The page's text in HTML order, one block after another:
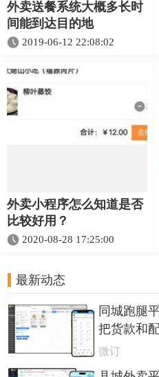
外卖送餐系统大概多长时
间能到达目的地
2019-06-12 22:08:02
外卖小程序怎么知道是否
比较好用？
2020-08-28 17:25:00
最新动态
同城跑腿
把货款和
微订